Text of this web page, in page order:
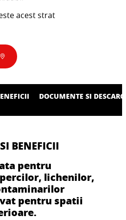
acest strat
DOCUMENTE SI
BENEFICII
pentru
lichenilor,
pentru spatii